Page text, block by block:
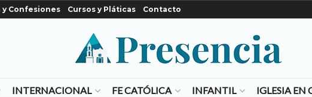
y Confesiones Cursos y Pláticas Contacto
INTERNACIONAL FE CATÓLICA INFANTIL IGLESIA